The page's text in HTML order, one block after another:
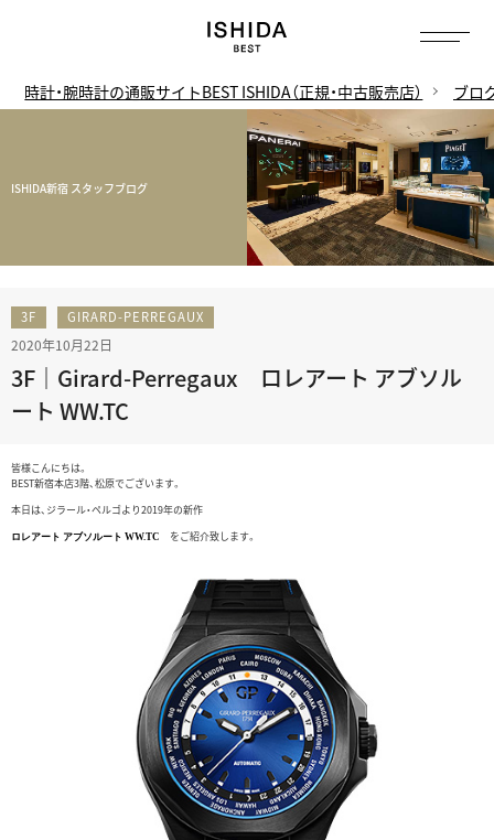
時計・腕時計の通販サイトBEST ISHIDA（正規・中古販売店） ブロ
ISHIDA新宿 スタッフブログ
3F GIRARD-PERREGAUX
2020年10月22日
3F｜Girard-Perregaux ロレアート アブソル
ート WW.TC
皆様こんにちは。
BEST新宿本店3階、松原でございます。
本日は、ジラール・ペルゴより2019年の新作
ロレアート アブソルート WW.TC をご紹介致します。